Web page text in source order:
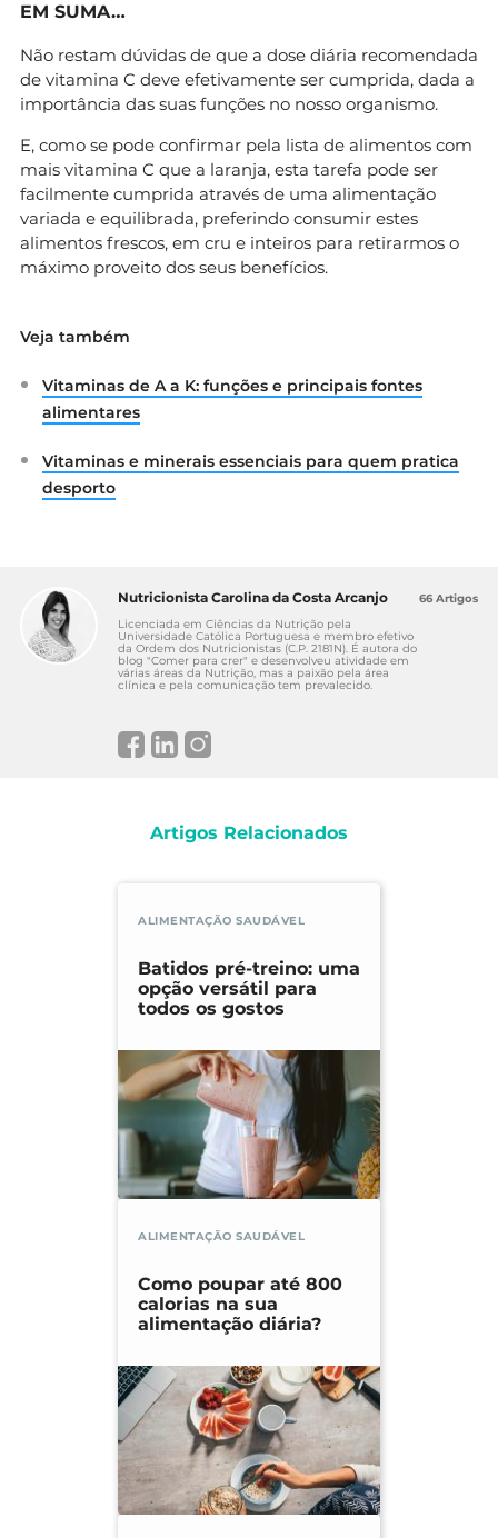
EM SUMA…
Não restam dúvidas de que a dose diária recomendada
de vitamina C deve efetivamente ser cumprida, dada a
importância das suas funções no nosso organismo.
E, como se pode confirmar pela lista de alimentos com
mais vitamina C que a laranja, esta tarefa pode ser
facilmente cumprida através de uma alimentação
variada e equilibrada, preferindo consumir estes
alimentos frescos, em cru e inteiros para retirarmos o
máximo proveito dos seus benefícios.
Veja também
Vitaminas de A a K: funções e principais fontes
alimentares
Vitaminas e minerais essenciais para quem pratica
desporto
Nutricionista Carolina da Costa Arcanjo
Licenciada em Ciências da Nutrição pela
Universidade Católica Portuguesa e membro efetivo
da Ordem dos Nutricionistas (C.P. 2181N). É autora do
blog "Comer para crer" e desenvolveu atividade em
várias áreas da Nutrição, mas a paixão pela área
clínica e pela comunicação tem prevalecido.
66 Artigos
Artigos Relacionados
ALIMENTAÇÃO SAUDÁVEL
Batidos pré-treino: uma
opção versátil para
todos os gostos
ALIMENTAÇÃO SAUDÁVEL
Como poupar até 800
calorias na sua
alimentação diária?